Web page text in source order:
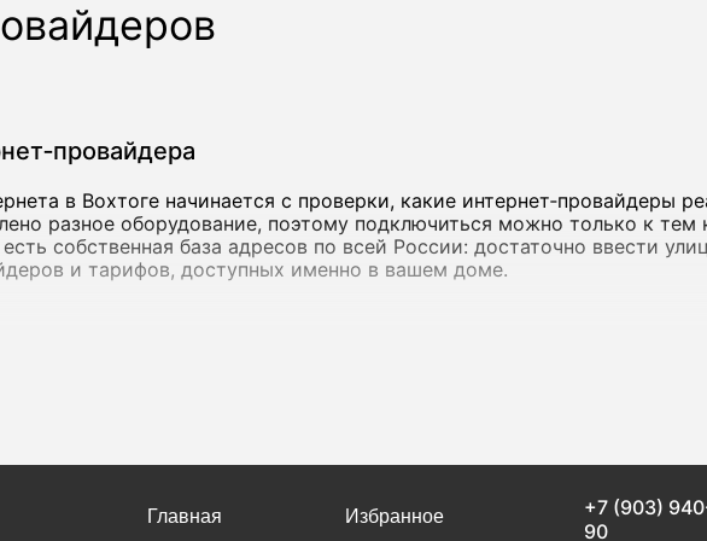
в Вохтоге начинается с проверки, какие интернет‑провайдеры
разное оборудование, поэтому подключиться можно только к
собственная база адресов по всей России: достаточно ввести
и тарифов, доступных именно в вашем доме.
скорость от 15 Мбит/с - ее достаточно для переписки,
как крупные федеральные операторы, так и локальные сети.
максимальную скорость, но и стабильность соединения. Если
Главная Избранное
+7 (903)
90